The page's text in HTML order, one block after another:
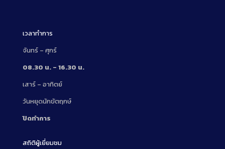
เวลาทำการ
จันทร์ – ศุกร์
08.30 น. – 16.30 น.
เสาร์ – อาทิตย์
วันหยุดนักขัตฤกษ์
ปิดทำการ
สถิติผู้เยี่ยมชม